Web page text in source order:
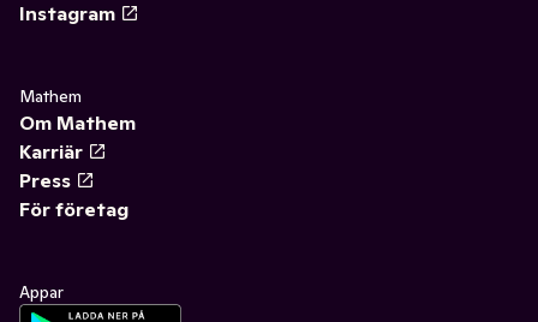
Instagram
Mathem
Om Mathem
Karriär
Press
För företag
Appar